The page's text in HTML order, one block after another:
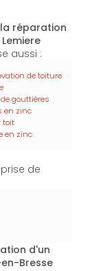
réparation
aussi :
de toiture
gouttières
en zinc
toit
en zinc
de
d'un
Bresse